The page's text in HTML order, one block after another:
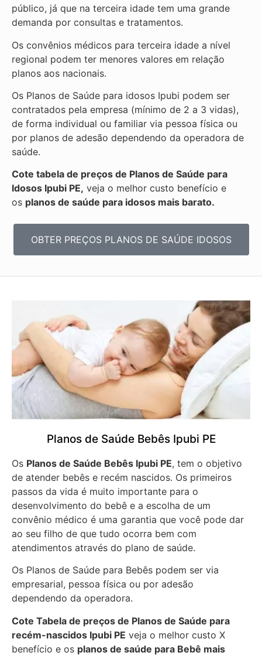
público, já que na terceira idade tem uma grande
demanda por consultas e tratamentos.
Os convênios médicos para terceira idade a nível
regional podem ter menores valores em relação
planos aos nacionais.
Os Planos de Saúde para idosos Ipubi podem ser
contratados pela empresa (mínimo de 2 a 3 vidas),
de forma individual ou familiar via pessoa física ou
por planos de adesão dependendo da operadora de
saúde.
Cote tabela de preços de Planos de Saúde para
Idosos Ipubi PE, veja o melhor custo benefício e
os planos de saúde para idosos mais barato.
OBTER PREÇOS PLANOS DE SAÚDE IDOSOS
Planos de Saúde Bebês Ipubi PE
Os Planos de Saúde Bebês Ipubi PE, tem o objetivo
de atender bebês e recém nascidos. Os primeiros
passos da vida é muito importante para o
desenvolvimento do bebê e a escolha de um
convênio médico é uma garantia que você pode dar
ao seu filho de que tudo ocorra bem com
atendimentos através do plano de saúde.
Os Planos de Saúde para Bebês podem ser via
empresarial, pessoa física ou por adesão
dependendo da operadora.
Cote Tabela de preços de Planos de Saúde para
recém-nascidos Ipubi PE veja o melhor custo X
benefício e os planos de saúde para Bebê mais